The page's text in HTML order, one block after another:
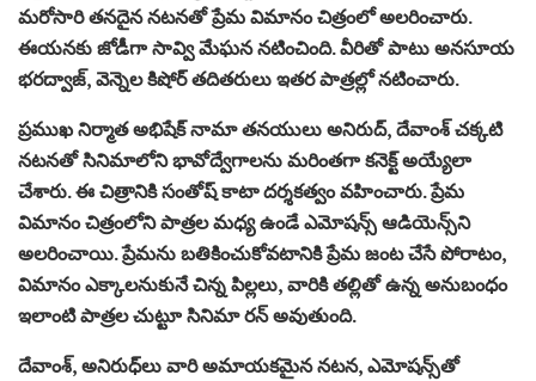
మరోసారి తనదైన నటనతో ప్రేమ విమానం చిత్రంలో అలరించారు.
ఈయనకు జోడీగా సావ్వి మేఘన నటించింది. వీరితో పాటు అనసూయ
భరద్వాజ్, వెన్నెల కిషోర్ తదితరులు ఇతర పాత్రల్లో నటించారు.
ప్రముఖ నిర్మాత అభిషేక్ నామా తనయులు అనిరుద్, దేవాంశ్ చక్కటి
నటనతో సినిమాలోని భావోద్వేగాలను మరింతగా కనెక్ట్ అయ్యేలా
చేశారు. ఈ చిత్రానికి సంతోష్ కాటా దర్శకత్వం వహించారు. ప్రేమ
విమానం చిత్రంలోని పాత్రల మధ్య ఉండే ఎమోషన్స్ ఆడియెన్స్‌ని
అలరించాయి. ప్రేమను బతికించుకోవటానికి ప్రేమ జంట చేసే పోరాటం,
విమానం ఎక్కాలనుకునే చిన్న పిల్లలు, వారికి తల్లితో ఉన్న అనుబంధం
ఇలాంటి పాత్రల చుట్టూ సినిమా రన్ అవుతుంది.
దేవాంశ్, అనిరుధ్‌లు వారి అమాయకమైన నటన, ఎమోషన్స్‌తో